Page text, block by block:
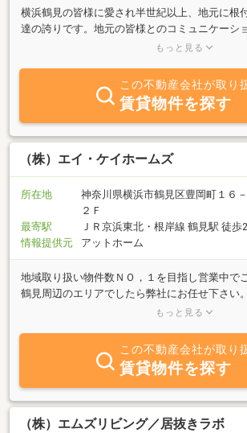
横浜鶴見の皆様に愛され半世紀以上、地元に根
達の誇りです。地元の皆様とのコミュニケーシ
て一つ一つのお仕事に感謝しながらの日々、気
き上げたお客様との信頼関係は、まさに老舗の
行きたいと考えています。 そして、日々より
ろのこもったサービスをはじめ最新の情報をご
大切に考えているのが、私ども岩本不動産なの
個性派集団ですがまさに”老舗の凄味は個性に出
もっと見る
この不動産会社が取り
賃貸物件を探す
（株）エイ・ケイホームズ
所在地
神奈川県横浜市鶴見区豊岡町１６
２Ｆ
最寄駅
ＪＲ京浜東北・根岸線 鶴見駅 徒歩
情報提供元
アットホーム
地域取り扱い物件数ＮＯ，１を目指し営業中で
鶴見周辺のエリアでしたら弊社にお任せ下さい
だけではなくデメリットも含めお話させて頂き
数料半額で御紹介できる物件も多数取り揃えて
もっと見る
この不動産会社が取り
賃貸物件を探す
（株）エムズリビング／居抜きラボ